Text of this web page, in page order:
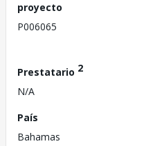
proyecto
P006065
Prestatario 2
N/A
País
Bahamas